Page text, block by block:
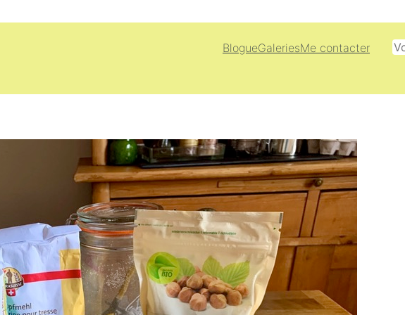
BlogueGaleriesMe contacter